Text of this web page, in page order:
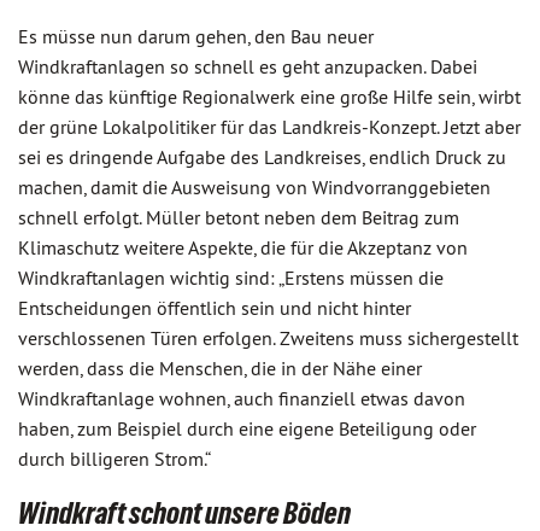
Es müsse nun darum gehen, den Bau neuer
Windkraftanlagen so schnell es geht anzupacken. Dabei
könne das künftige Regionalwerk eine große Hilfe sein, wirbt
der grüne Lokalpolitiker für das Landkreis-Konzept. Jetzt aber
sei es dringende Aufgabe des Landkreises, endlich Druck zu
machen, damit die Ausweisung von Windvorranggebieten
schnell erfolgt. Müller betont neben dem Beitrag zum
Klimaschutz weitere Aspekte, die für die Akzeptanz von
Windkraftanlagen wichtig sind: „Erstens müssen die
Entscheidungen öffentlich sein und nicht hinter
verschlossenen Türen erfolgen. Zweitens muss sichergestellt
werden, dass die Menschen, die in der Nähe einer
Windkraftanlage wohnen, auch finanziell etwas davon
haben, zum Beispiel durch eine eigene Beteiligung oder
durch billigeren Strom.“
Windkraft schont unsere Böden